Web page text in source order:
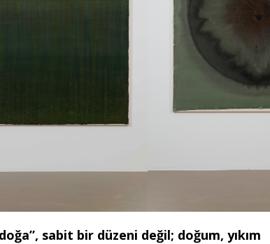
sabit bir düzeni değil; doğum, yıkım